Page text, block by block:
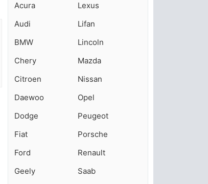
Acura
Lexus
Audi
Lifan
BMW
Lincoln
Chery
Mazda
Citroen
Nissan
Daewoo
Opel
Dodge
Peugeot
Fiat
Porsche
Ford
Renault
Geely
Saab